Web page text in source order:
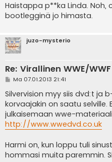
Haistappa p**ka Linda. Noh,
bootlegginä jo himasta.
juzo-mysterio
Re: Virallinen WWE/
V
e
s
t
i
Ma 07.01.2013 21:41
Silvervision myy siis dvd:t ja
korvaajakin on saatu selville.
julkaisemaan wwe-
http://www.wwedvd.co.uk
Harmi on, kun loppu tuli
hommasi muita paremmin.